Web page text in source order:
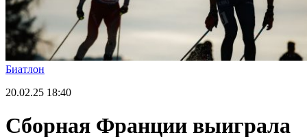
Биатлон
20.02.25 18:40
Сборная Франции выиграла